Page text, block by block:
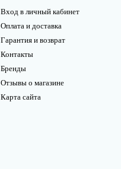
Вход в личный кабинет
Оплата и доставка
Гарантия и возврат
Контакты
Бренды
Отзывы о магазине
Карта сайта